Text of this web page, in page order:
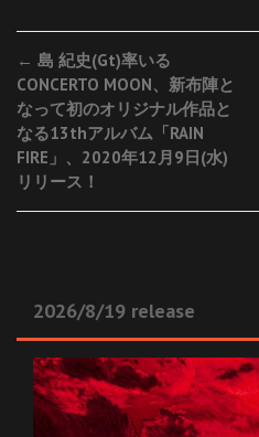
Post
navigation
← 島 紀史(Gt)率いる
CONCERTO MOON、新布陣と
なって初のオリジナル作品と
なる13thアルバム「RAIN
FIRE」、2020年12月9日(水)
リリース！
2026/8/19 release